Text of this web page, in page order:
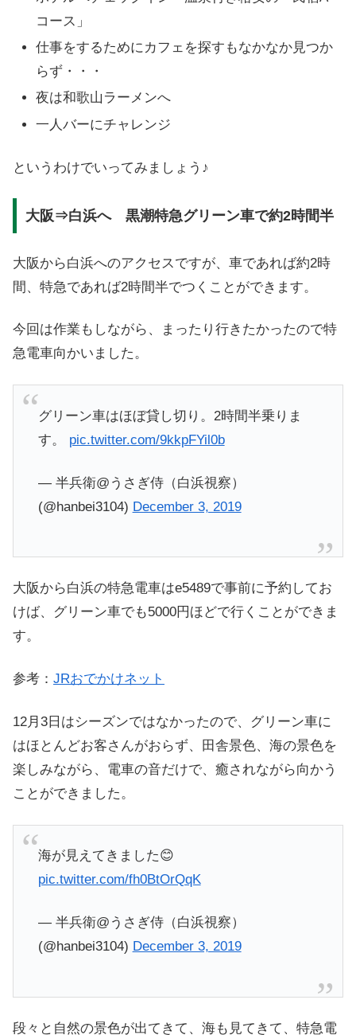
コース」
仕事をするためにカフェを探すもなかなか見つか
らず・・・
夜は和歌山ラーメンへ
一人バーにチャレンジ
というわけでいってみましょう♪
大阪⇒白浜へ 黒潮特急グリーン車で約2時間半
大阪から白浜へのアクセスですが、車であれば約2時
間、特急であれば2時間半でつくことができます。
今回は作業もしながら、まったり行きたかったので特
急電車向かいました。
グリーン車はほぼ貸し切り。2時間半乗りま
す。 pic.twitter.com/9kkpFYil0b
— 半兵衛@うさぎ侍（白浜視察）
(@hanbei3104) December 3, 2019
大阪から白浜の特急電車はe5489で事前に予約してお
けば、グリーン車でも5000円ほどで行くことができま
す。
参考： JRおでかけネット
12月3日はシーズンではなかったので、グリーン車に
はほとんどお客さんがおらず、田舎景色、海の景色を
楽しみながら、電車の音だけで、癒されながら向かう
ことができました。
海が見えてきました😊
pic.twitter.com/fh0BtOrQqK
— 半兵衛@うさぎ侍（白浜視察）
(@hanbei3104) December 3, 2019
段々と自然の景色が出てきて、海も見てきて、特急電